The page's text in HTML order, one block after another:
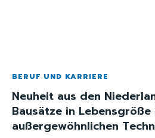
BERUF UND KARRIERE
Neuheit aus den
Bausätze in
außergewöhnlichen